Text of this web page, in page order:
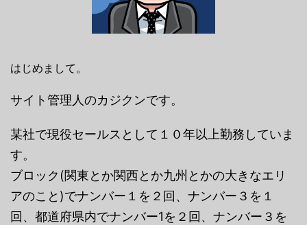
はじめまして。
サイト管理人のカジクンです。
某社で現役セールスとして１０年以上勤務していま
す。
ブロック(関東とか関西とか九州とかの大きなエリ
アのこと)でナンバー１を２回、ナンバー３を１
回、都道府県内でナンバー1を２回、ナンバー３を